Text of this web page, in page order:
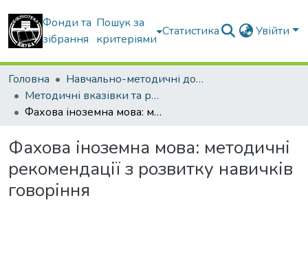
Фонди та
зібрання
Пошук за
критеріями
Статистика Увійти
Головна
Навчально-методичні документи
Методичні вказівки та рекомендації
Фахова іноземна мова: методичні рекомендації з розвитку навичків говоріння
Фахова іноземна мова: методичні
рекомендації з розвитку навичків
говоріння